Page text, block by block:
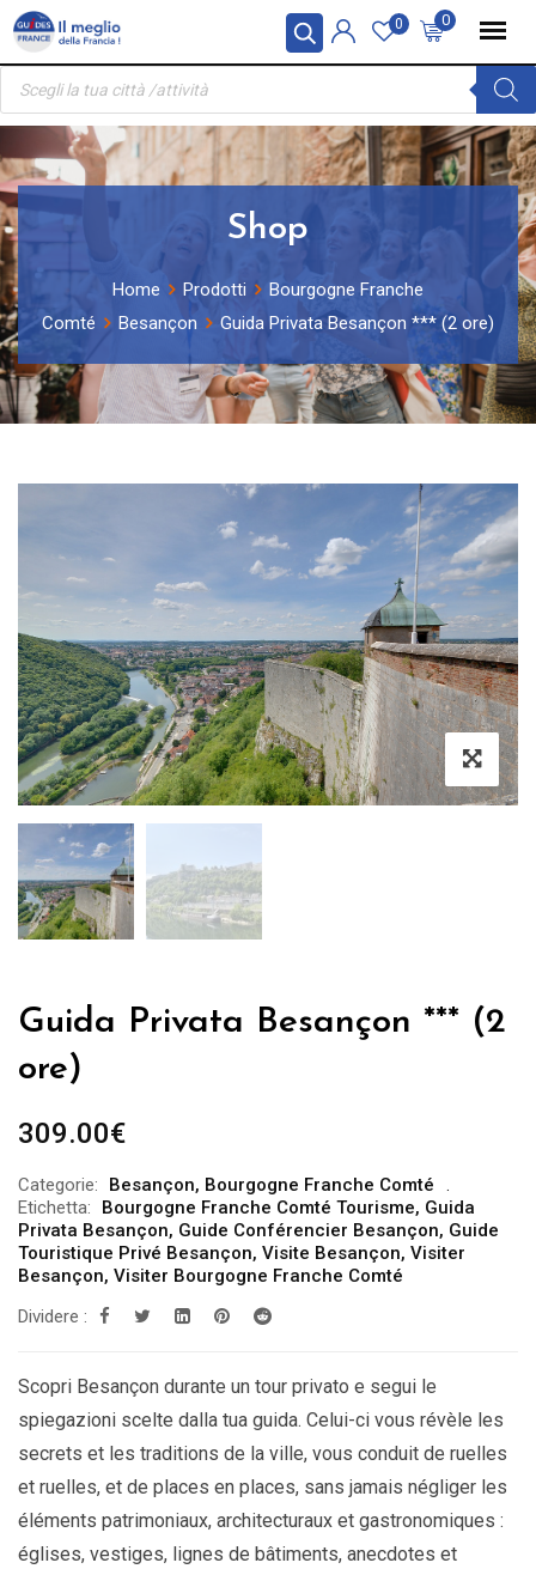
Pannello di gestione dei cookies
Skip
content
0
0
Ricerca
prodotti
Shop
Home Prodotti
Bourgogne Franche
Comté
Besançon Guida Privata Besançon *** (2 ore)
Guida Privata Besançon *** (2
ore)
309.00€
Categorie: Besançon, Bourgogne Franche Comté
Etichetta:
Bourgogne Franche Comté Tourisme, Guida
Privata Besançon, Guide Conférencier Besançon, Guide
Touristique Privé Besançon, Visite Besançon, Visiter
Besançon, Visiter Bourgogne Franche Comté
Dividere :
Scopri Besançon durante un tour privato e segui le
spiegazioni scelte dalla tua guida. Celui-ci vous révèle les
secrets et les traditions de la ville, vous conduit de ruelles
et ruelles, et de places en places, sans jamais négliger les
éléments patrimoniaux, architecturaux et gastronomiques :
églises, vestiges, lignes de bâtiments, anecdotes et